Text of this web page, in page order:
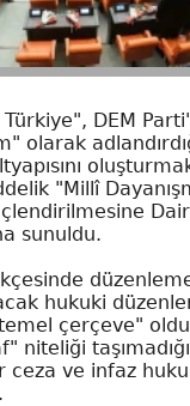
DEM
olarak
"Millî
sunuldu.
hukuki
temel çerçeve"
niteliği
ceza ve infaz